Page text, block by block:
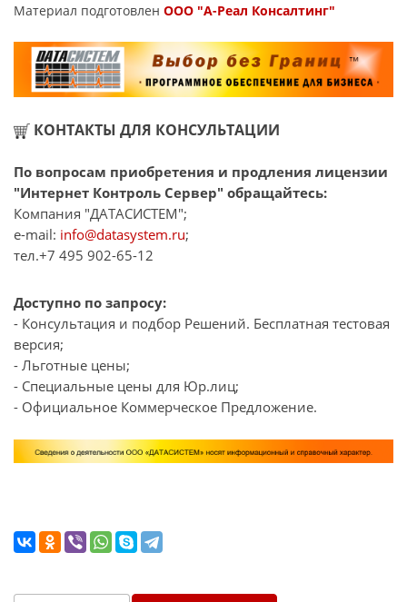
Материал подготовлен ООО "А-Реал Консалтинг"
КОНТАКТЫ ДЛЯ КОНСУЛЬТАЦИИ
По вопросам приобретения и продления лицензии
"Интернет Контроль Сервер" обращайтесь:
Компания "ДАТАСИСТЕМ";
e-mail: info@datasystem.ru;
тел.+7 495 902-65-12
Доступно по запросу:
- Консультация и подбор Решений. Бесплатная тестовая
версия;
- Льготные цены;
- Специальные цены для Юр.лиц;
- Официальное Коммерческое Предложение.